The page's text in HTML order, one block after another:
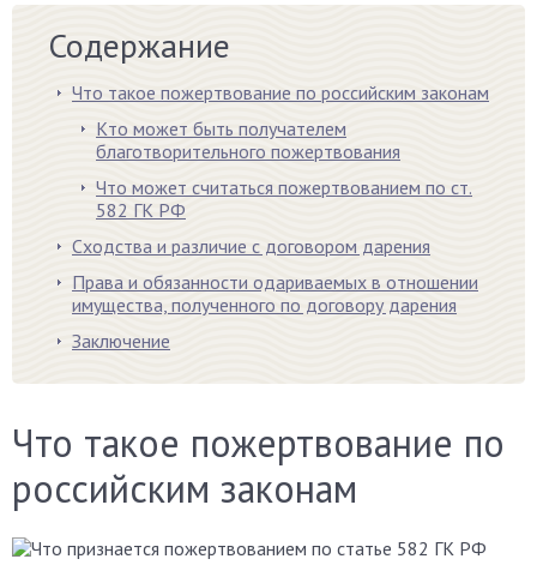
Содержание
Что такое пожертвование по российским законам
Кто может быть получателем
благотворительного пожертвования
Что может считаться пожертвованием по ст.
582 ГК РФ
Сходства и различие с договором дарения
Права и обязанности одариваемых в отношении
имущества, полученного по договору дарения
Заключение
Что такое пожертвование по
российским законам